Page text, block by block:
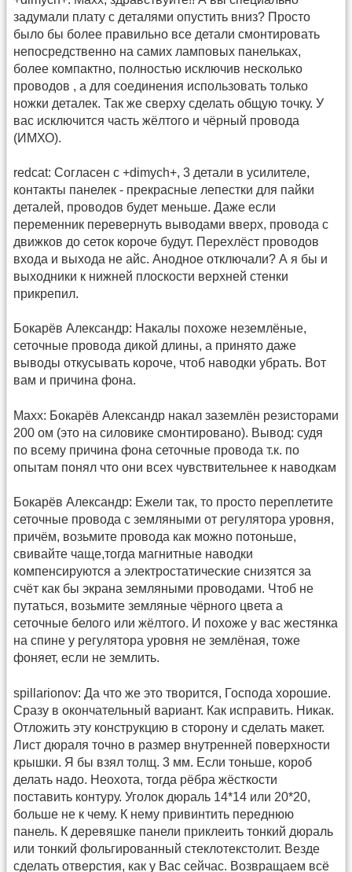
задумали плату с деталями опустить вниз? Просто
было бы более правильно все детали смонтировать
непосредственно на самих ламповых панельках,
более компактно, полностью исключив несколько
проводов , а для соединения использовать только
ножки деталек. Так же сверху сделать общую точку. У
вас исключится часть жёлтого и чёрный провода
(ИМХО).
redcat: Согласен с +dimych+, 3 детали в усилителе,
контакты панелек - прекрасные лепестки для пайки
деталей, проводов будет меньше. Даже если
переменник перевернуть выводами вверх, провода с
движков до сеток короче будут. Перехлёст проводов
входа и выхода не айс. Анодное отключали? А я бы и
выходники к нижней плоскости верхней стенки
прикрепил.
Бокарёв Александр: Накалы похоже неземлёные,
сеточные провода дикой длины, а принято даже
выводы откусывать короче, чтоб наводки убрать. Вот
вам и причина фона.
Maxx: Бокарёв Александр накал заземлён резисторами
200 ом (это на силовике смонтировано). Вывод: судя
по всему причина фона сеточные провода т.к. по
опытам понял что они всех чувствительнее к наводкам
Бокарёв Александр: Ежели так, то просто переплетите
сеточные провода с земляными от регулятора уровня,
причём, возьмите провода как можно потоньше,
свивайте чаще,тогда магнитные наводки
компенсируются а электростатические снизятся за
счёт как бы экрана земляными проводами. Чтоб не
путаться, возьмите земляные чёрного цвета а
сеточные белого или жёлтого. И похоже у вас жестянка
на спине у регулятора уровня не землёная, тоже
фоняет, если не землить.
spillarionov: Да что же это творится, Господа хорошие.
Сразу в окончательный вариант. Как исправить. Никак.
Отложить эту конструкцию в сторону и сделать макет.
Лист дюраля точно в размер внутренней поверхности
крышки. Я бы взял толщ. 3 мм. Если тоньше, короб
делать надо. Неохота, тогда рёбра жёсткости
поставить контуру. Уголок дюраль 14*14 или 20*20,
больше не к чему. К нему привинтить переднюю
панель. К деревяшке панели приклеить тонкий дюраль
или тонкий фольгированный стеклотекстолит. Везде
сделать отверстия, как у Вас сейчас. Возвращаем всё